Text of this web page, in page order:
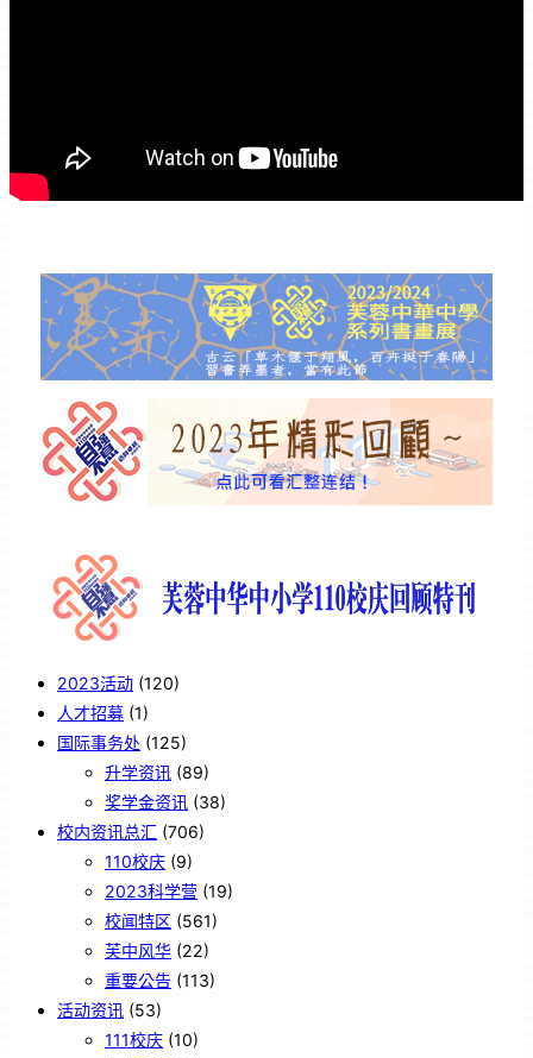
2023活动 (120)
人才招募 (1)
国际事务处 (125)
升学资讯 (89)
奖学金资讯 (38)
校内资讯总汇 (706)
110校庆 (9)
2023科学营 (19)
校闻特区 (561)
芙中风华 (22)
重要公告 (113)
活动资讯 (53)
111校庆 (10)